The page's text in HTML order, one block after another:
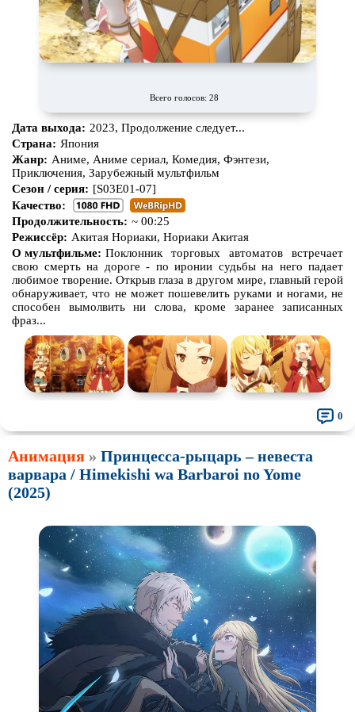
Всего голосов: 28
Дата выхода: 2023, Продолжение следует...
Страна: Япония
Жанр: Аниме, Аниме сериал, Комедия, Фэнтези,
Приключения, Зарубежный мультфильм
Сезон / серия: [S03E01-07]
Качество:
Продолжительность: ~ 00:25
Режиссёр: Акитая Нориаки, Нориаки Акитая
О мультфильме: Поклонник торговых автоматов встречает
свою смерть на дороге - по иронии судьбы на него падает
любимое творение. Открыв глаза в другом мире, главный герой
обнаруживает, что не может пошевелить руками и ногами, не
способен вымолвить ни слова, кроме заранее записанных
фраз...
0
Анимация » Принцесса-рыцарь – невеста
варвара / Himekishi wa Barbaroi no Yome
(2025)